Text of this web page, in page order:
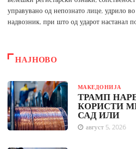
управувано од непознато лице, удрило
надвозник, при што од ударот настанал
НАЈНОВО
МАКЕДОНИЈА
ТРАМП
КОРИСТИ
САД ИЛИ
август 5, 2026